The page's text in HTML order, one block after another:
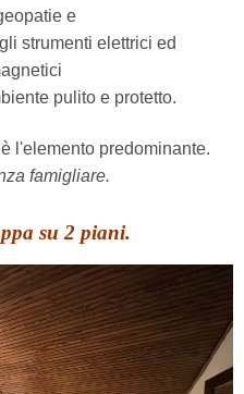
e
strumenti elettrici ed
pulito e protetto.
l'elemento predominante.
famigliare.
su 2 piani.